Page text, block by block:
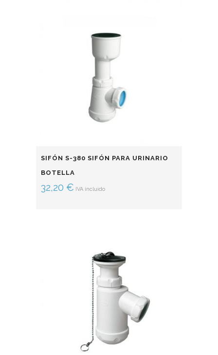
SIFÓN S-380 SIFÓN PARA URINARIO
BOTELLA
32,20 € IVA incluido